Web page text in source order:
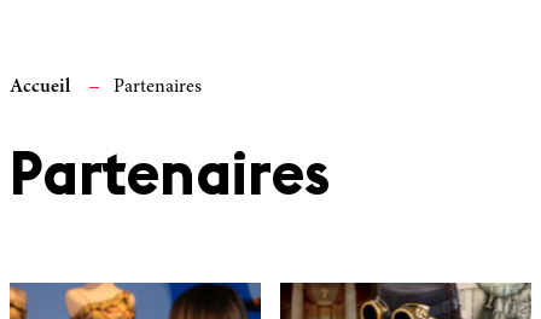
Accueil Partenaires
Partenaires